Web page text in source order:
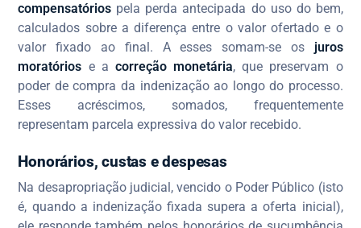
compensatórios pela perda antecipada do uso do bem,
calculados sobre a diferença entre o valor ofertado e o
valor fixado ao final. A esses somam-se os juros
moratórios e a correção monetária, que preservam o
poder de compra da indenização ao longo do processo.
Esses acréscimos, somados, frequentemente
representam parcela expressiva do valor recebido.
Honorários, custas e despesas
Na desapropriação judicial, vencido o Poder Público (isto
é, quando a indenização fixada supera a oferta inicial),